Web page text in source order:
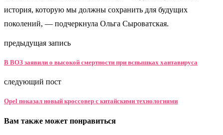
история, которую мы должны сохранить для будущих
поколений, — подчеркнула Ольга Сыроватская.
предыдущая запись
В ВОЗ заявили о высокой смертности при вспышках хантавируса
следующий пост
Opel показал новый кроссовер с китайскими технологиями
Вам также может понравиться